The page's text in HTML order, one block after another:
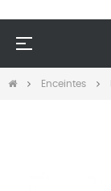
Basculer
☰
Enceintes